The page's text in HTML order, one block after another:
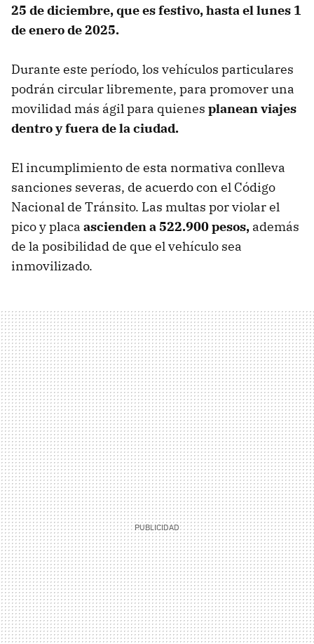
25 de diciembre, que es festivo, hasta el lunes 1
de enero de 2025.
Durante este período, los vehículos particulares
podrán circular libremente, para promover una
movilidad más ágil para quienes planean viajes
dentro y fuera de la ciudad.
El incumplimiento de esta normativa conlleva
sanciones severas, de acuerdo con el Código
Nacional de Tránsito. Las multas por violar el
pico y placa ascienden a 522.900 pesos, además
de la posibilidad de que el vehículo sea
inmovilizado.